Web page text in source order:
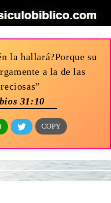
la hallará?Porque su
a la de las
31:10